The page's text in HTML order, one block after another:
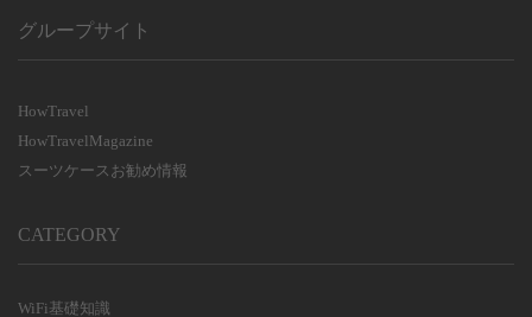
グループサイト
HowTravel
HowTravelMagazine
スーツケースお勧め情報
CATEGORY
WiFi基礎知識